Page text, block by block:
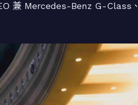
兼 Mercedes-Benz G-Class、